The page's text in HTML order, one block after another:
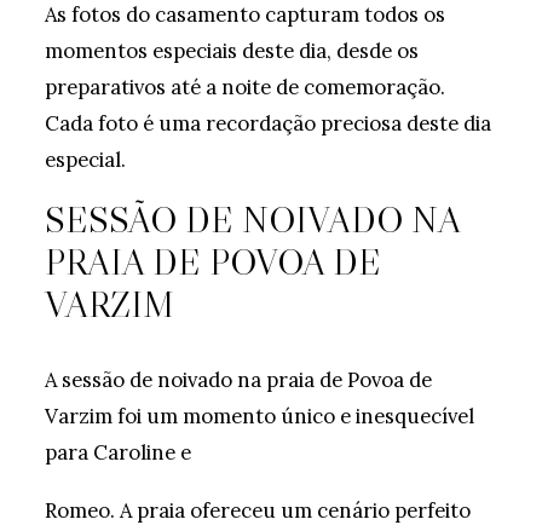
As fotos do casamento capturam todos os
momentos especiais deste dia, desde os
preparativos até a noite de comemoração.
Cada foto é uma recordação preciosa deste dia
especial.
SESSÃO DE NOIVADO NA
PRAIA DE POVOA DE
VARZIM
A sessão de noivado na praia de Povoa de
Varzim foi um momento único e inesquecível
para Caroline e
Romeo. A praia ofereceu um cenário perfeito